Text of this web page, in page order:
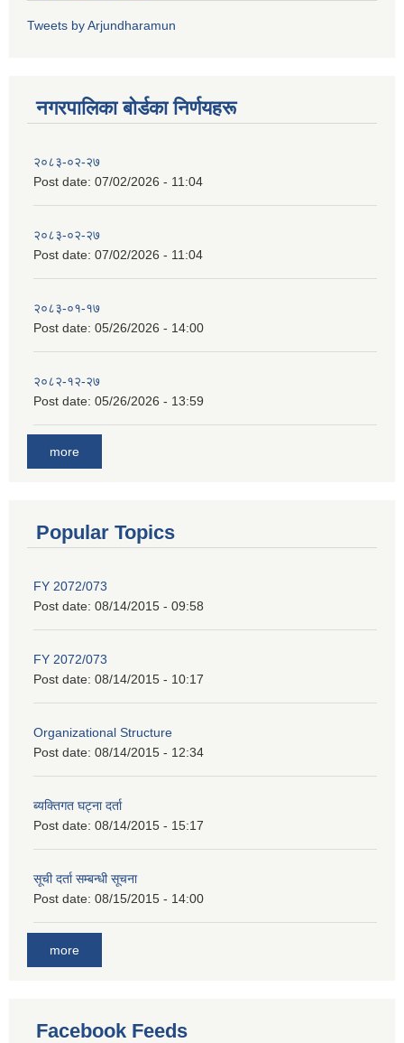
Tweets by Arjundharamun
नगरपालिका बाेर्डका निर्णयहरू
२०८३-०२-२७
Post date: 07/02/2026 - 11:04
२०८३-०२-२७
Post date: 07/02/2026 - 11:04
२०८३-०१-१७
Post date: 05/26/2026 - 14:00
२०८२-१२-२७
Post date: 05/26/2026 - 13:59
more
Popular Topics
FY 2072/073
Post date: 08/14/2015 - 09:58
FY 2072/073
Post date: 08/14/2015 - 10:17
Organizational Structure
Post date: 08/14/2015 - 12:34
ब्यक्तिगत घट्ना दर्ता
Post date: 08/14/2015 - 15:17
सूची दर्ता सम्बन्धी सूचना
Post date: 08/15/2015 - 14:00
more
Facebook Feeds